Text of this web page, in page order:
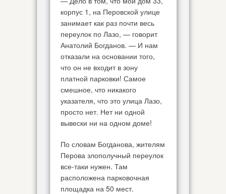
корпус 1, на Перовской улице
занимает как раз почти весь
переулок по Лазо, — говорит
Анатолий Богданов. — И нам
отказали на основании того,
что он не входит в зону
платной парковки! Самое
смешное, что никакого
указателя, что это улица Лазо,
просто нет. Нет ни одной
вывески ни на одном доме!
По словам Богданова, жителям
Перова злополучный переулок
все-таки нужен. Там
расположена парковочная
площадка на 50 мест.